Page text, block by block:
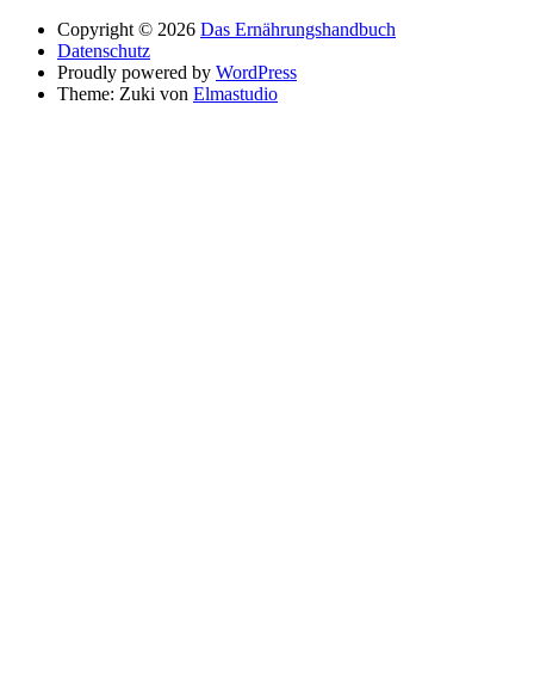
Copyright © 2026 Das Ernährungshandbuch
Datenschutz
Proudly powered by WordPress
Theme: Zuki von Elmastudio